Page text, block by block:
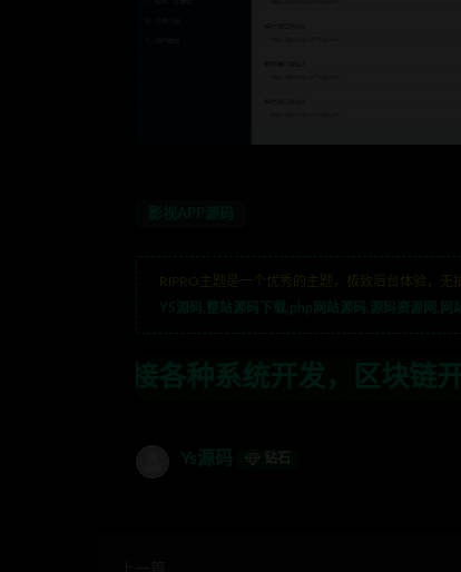
RIPRO主题是一个优秀的主题，极致后台体验，无
YS源码,整站源码下载,php网站源码,源码资源网,网
开发，区块链开发，金融理财系
Ys源码 钻石